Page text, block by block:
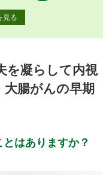
見る
●
●
●
●
～16:00検査優先
を凝らして内視
大腸がんの早期
はありますか？